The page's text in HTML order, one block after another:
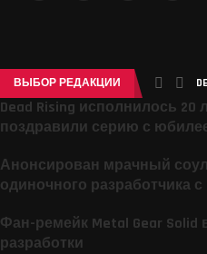
ВЫБОР РЕДАКЦИИ
Dead Rising исполнилось 20
поздравили серию с
Анонсирован мрачный
одиночного разработчика
Фан-ремейк Metal Gear
разработки